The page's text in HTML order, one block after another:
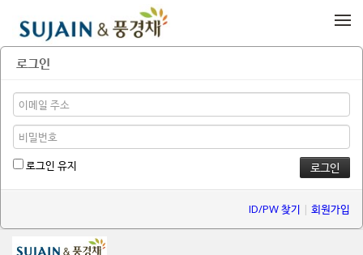
메뉴 건너뛰기
로그인
로그인 유지
ID/PW 찾기 | 회원가입